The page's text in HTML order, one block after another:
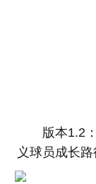
版本1.2
义球员成长